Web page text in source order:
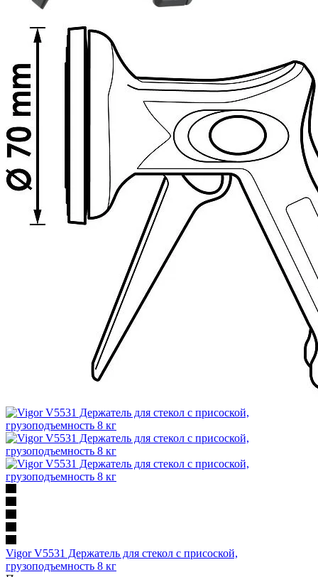
Vigor V5531 Держатель для стекол с присоской,
грузоподъемность 8 кг